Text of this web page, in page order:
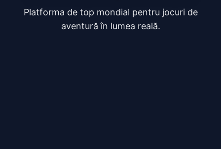
Platforma de top mondial pentru jocuri de
aventură în lumea reală.